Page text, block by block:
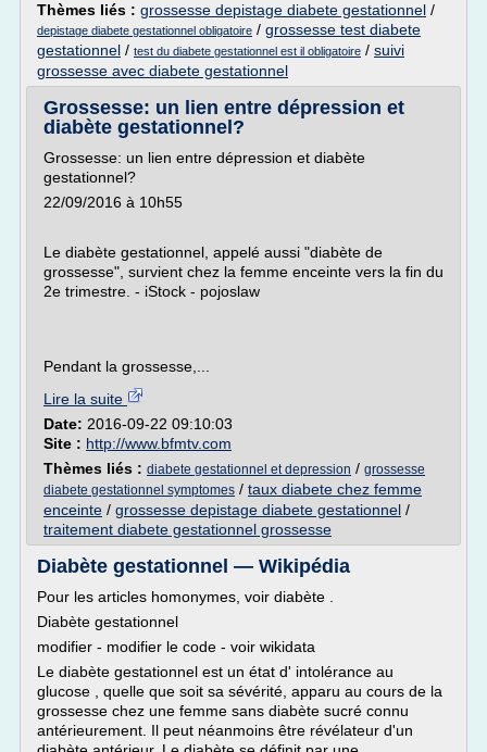
Thèmes liés : grossesse depistage diabete gestationnel /
depistage diabete gestationnel obligatoire / grossesse test diabete
gestationnel / test du diabete gestationnel est il obligatoire / suivi
grossesse avec diabete gestationnel
Grossesse: un lien entre dépression et
diabète gestationnel?
Grossesse: un lien entre dépression et diabète
gestationnel?
22/09/2016 à 10h55
Le diabète gestationnel, appelé aussi "diabète de
grossesse", survient chez la femme enceinte vers la fin du
2e trimestre. - iStock - pojoslaw
Pendant la grossesse,...
Lire la suite
Date: 2016-09-22 09:10:03
Site : http://www.bfmtv.com
Thèmes liés : diabete gestationnel et depression / grossesse
diabete gestationnel symptomes / taux diabete chez femme
enceinte / grossesse depistage diabete gestationnel /
traitement diabete gestationnel grossesse
Diabète gestationnel — Wikipédia
Pour les articles homonymes, voir diabète .
Diabète gestationnel
modifier - modifier le code - voir wikidata
Le diabète gestationnel est un état d' intolérance au
glucose , quelle que soit sa sévérité, apparu au cours de la
grossesse chez une femme sans diabète sucré connu
antérieurement. Il peut néanmoins être révélateur d'un